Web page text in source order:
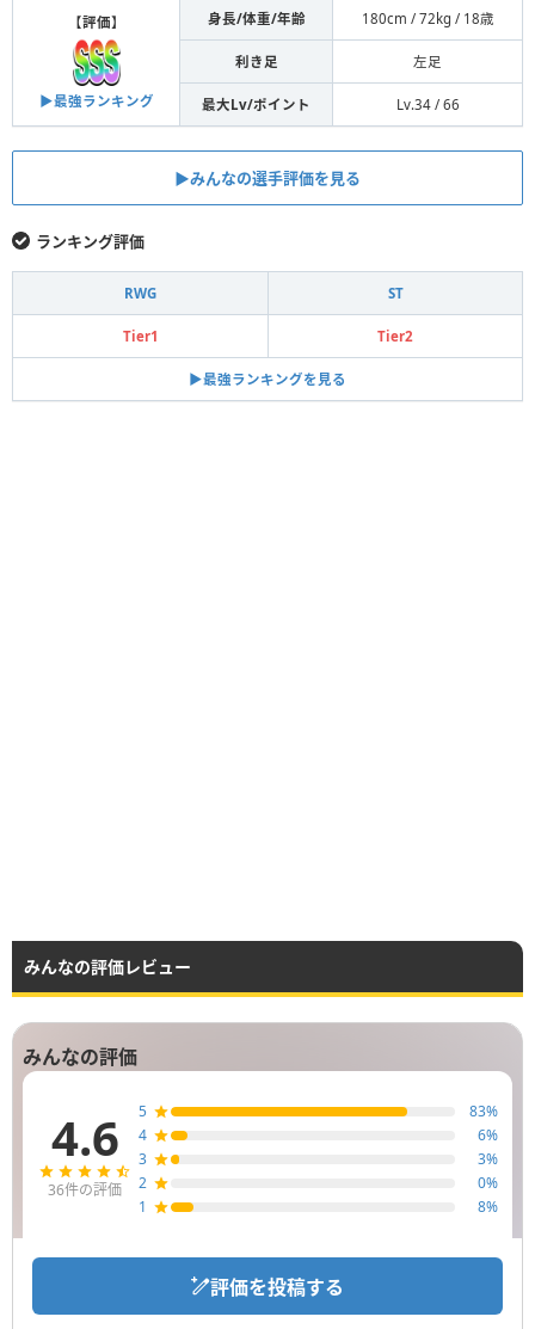
【評価】
▶︎最強ランキング
身長/体重/年齢 180cm / 72kg / 18歳
利き足 左足
最大Lv/ポイント Lv.34 / 66
▶︎みんなの選手評価を見る
ランキング評価
RWG ST
Tier1 Tier2
▶︎最強ランキングを見る
みんなの評価レビュー
みんなの評価
4.6
36件の評価
5 83%
4
6%
3
3%
2
0%
1
8%
評価を投稿する